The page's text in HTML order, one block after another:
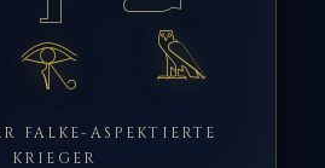
𓅓
FALKE-ASPEKTIERTE
KRIEGER